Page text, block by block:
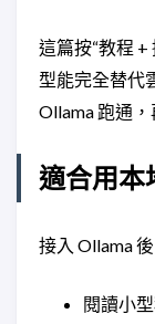
這篇按“教程 +
型能完全替代
Ollama 跑通
適合用本
接入 Ollama
閱讀小